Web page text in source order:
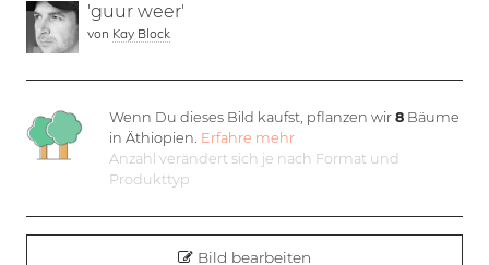
'guur weer'
von Kay Block
Wenn Du dieses Bild kaufst, pflanzen wir8 Bäume
in Äthiopien. Erfahre mehr
Anzahl verändert sich je nach Format und
Produkttyp
Bild bearbeiten